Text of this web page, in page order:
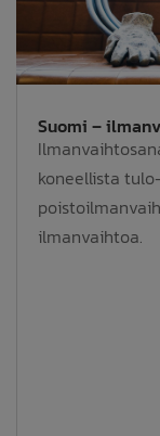
Suomi –
koneellista
ilmanvaihtoa.